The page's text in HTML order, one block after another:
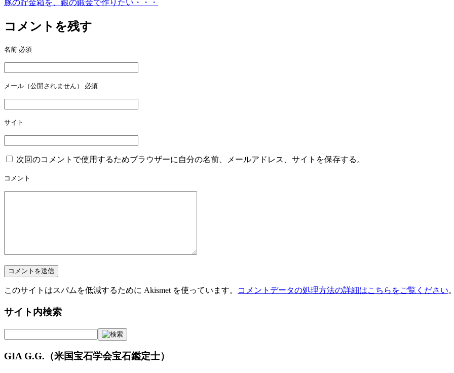
豚の貯金箱を、銀の鍛金で作りたい・・・
コメントを残す
名前 必須
メール（公開されません） 必須
サイト
次回のコメントで使用するためブラウザーに自分の名前、メールアドレス、サイトを保存する。
コメント
このサイトはスパムを低減するために Akismet を使っています。 コメントデータの処理方法の詳細はこちらをご覧ください
サイト内検索
GIA G.G.（米国宝石学会宝石鑑定士）